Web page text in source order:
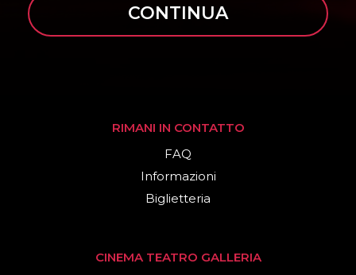
CONTINUA
RIMANI IN CONTATTO
FAQ
Informazioni
Biglietteria
CINEMA TEATRO GALLERIA